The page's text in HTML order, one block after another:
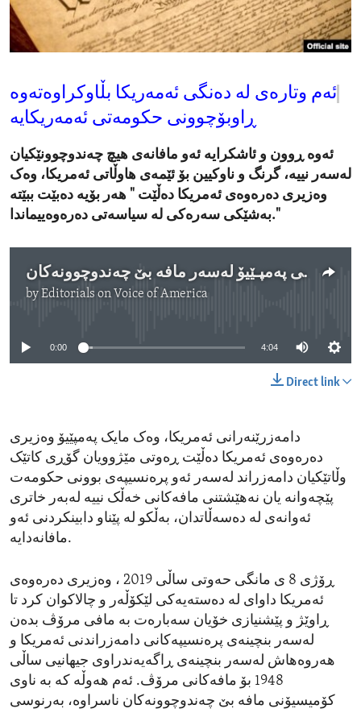
ENVIRONMENT AND HEALTH
IDEALS AND INSTITUTIONS
ئەم وتارەی لە دەنگی ئەمەریکا بڵاوکراوەتەوە
ڕاوبۆچوونی حکومەتی ئەمەریکایە
ئەوە ڕوون و ئاشکرایە ئەو مافانەی هیچ چەندوچوونێکیان
لەسەر نییە، گرنگ و ناوکیین بۆ ئێمەی هاوڵاتی ئەمریکا، وەک
وەزیری دەرەوەی ئەمریکا دەڵێت " هەر بۆیە دەبێت ببێتە
بەشێکی سەرەکی لە سیاسەتی دەرەوەییماندا."
لێدوانی پەمپـێیۆ لەسەر مافە بێ چەندوچوونەکان
byEditorials on Voice of America
0:00 4:04
Direct link
دامەزرێنەرانی ئەمریکا، وەک مایک پەمپێیۆ وەزیری
دەرەوەی ئەمریکا دەڵێت ڕەوتی مێژوویان گۆڕی کاتێک
وڵاتێکیان دامەزراند لەسەر ئەو پرەنسیپەی بوونی حکومەت
پێچەوانە یان نەهێشتنی مافەکانی خەڵک نییە لەبەر خاتری
ئەوانەی لە دەسەڵاتدان، بەڵکو لە پێناو دابینکردنی ئەو
مافانەدایە.
ڕۆژی 8 ی مانگی حەوتی ساڵی 2019 ، وەزیری دەرەوەی
ئەمریکا داوای لە دەستەیەکی لێکۆڵەر و چالاکوان کرد تا
ڕاوێژ و پێشنیازی خۆیان سەبارەت بە مافی مرۆڤ بدەن
لەسەر بنچینەی پرەنسیپەکانی دامەزراندنی ئەمریکا و
هەروەهاش لەسەر بنچینەی ڕاگەیەندراوی جیهانیی ساڵی
1948 بۆ مافەکانی مرۆڤ. ئەم هەوڵە کە بە ناوی
کۆمیسیۆنی مافە بێ چەندوچوونەکان ناسراوە، بەرنوسی